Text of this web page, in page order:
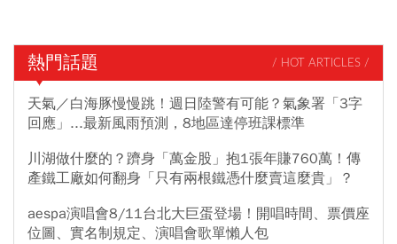
熱門話題 / HOT ARTICLES /
天氣／白海豚慢慢跳！週日陸警有可能？氣象署「3字
回應」...最新風雨預測，8地區達停班課標準
川湖做什麼的？躋身「萬金股」抱1張年賺760萬！傳
產鐵工廠如何翻身「只有兩根鐵憑什麼賣這麼貴」？
aespa演唱會8/11台北大巨蛋登場！開唱時間、票價座
位圖、實名制規定、演唱會歌單懶人包